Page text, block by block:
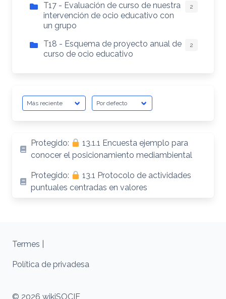
T17 - Evaluación de curso de nuestra
intervención de ocio educativo con
un grupo
2
T18 - Esquema de proyecto anual de
curso de ocio educativo
2
Protegido:
13.1.1 Encuesta ejemplo para
conocer el posicionamiento mediambiental
Protegido:
13.1 Protocolo de actividades
puntuales centradas en valores
© 2026 wikiSOCIE
Termes |
Política de privadesa